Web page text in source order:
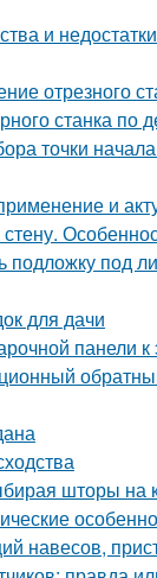
и
отрезного
станка по
точки
и
под
для дачи
панели к
шторы на
навесов,